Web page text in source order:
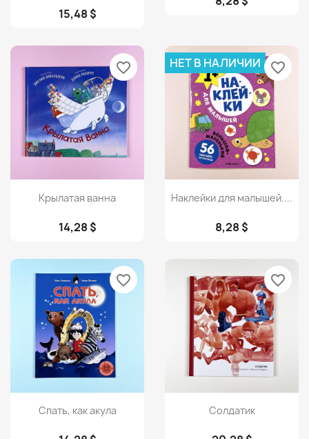
15,48 $
Просмотр
Крылатая ванна
14,28 $
favorite_border
Просмотр
Наклейки для малышей....
8,28 $
НЕТ В НАЛИЧИИ favorite_border
Просмотр
Спать, как акула
favorite_border
Просмотр
Солдатик
favorite_border